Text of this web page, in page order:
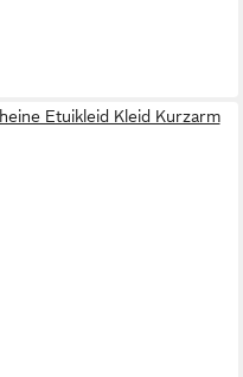
heine Etuikleid Kleid Kurzarm